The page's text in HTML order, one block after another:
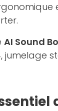
AI Sound
jumelage